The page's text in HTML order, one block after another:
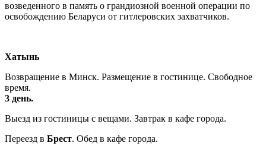
возведенного в память о грандиозной военной операции по
освобождению Беларуси от гитлеровских захватчиков.
Хатынь
Возвращение в Минск. Размещение в гостинице. Свободное
время.
3 день.
Выезд из гостиницы с вещами. Завтрак в кафе города.
Переезд в Брест. Обед в кафе города.